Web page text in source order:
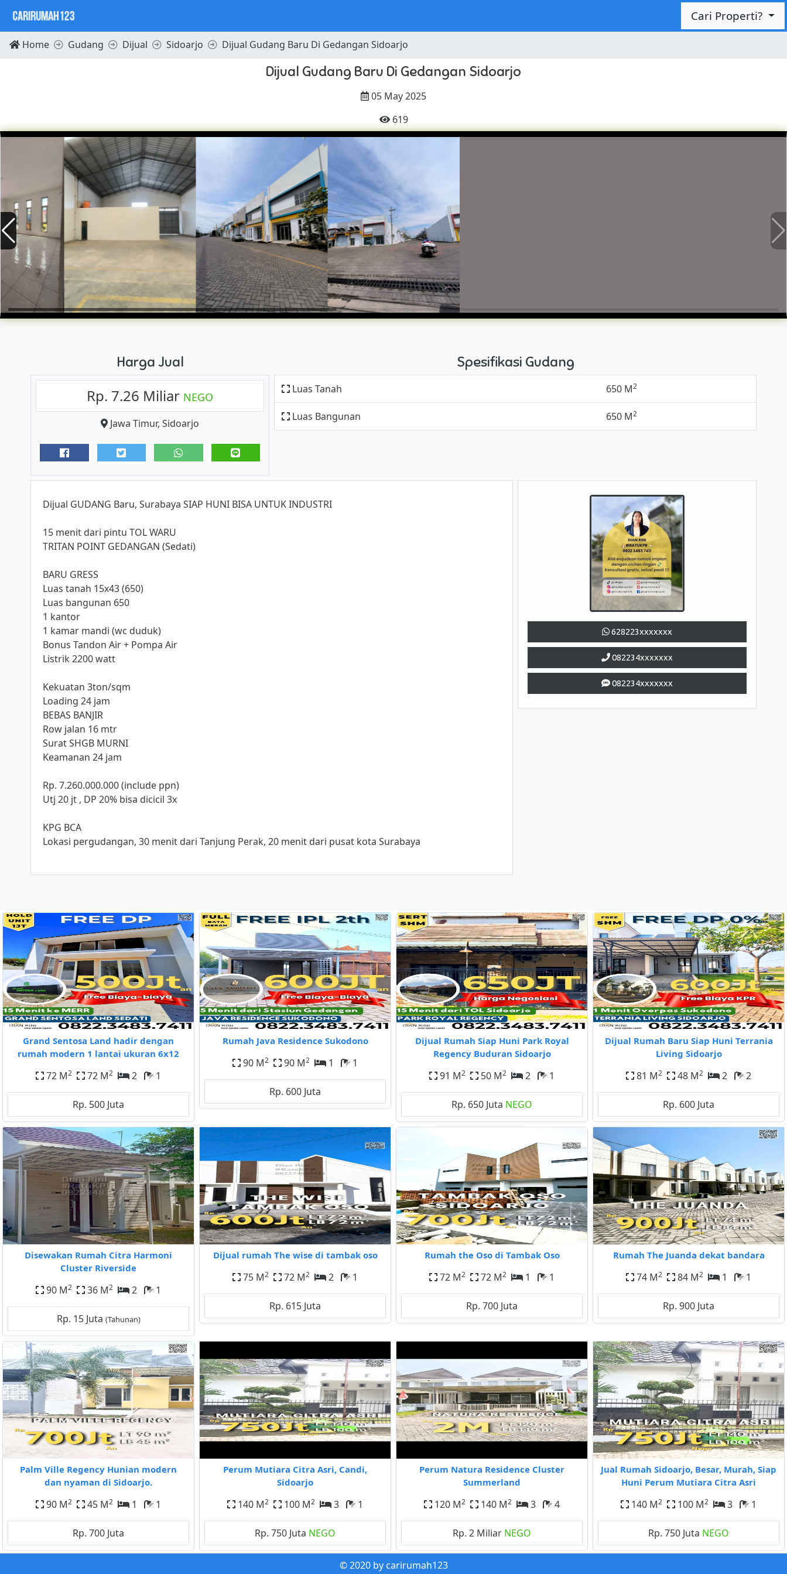
Cari Properti?
Home Gudang Dijual Sidoarjo Dijual Gudang Baru Di Gedangan Sidoarjo
Dijual Gudang Baru Di Gedangan Sidoarjo
05 May 2025
619
Harga Jual
Rp. 7.26 Miliar NEGO
Jawa Timur, Sidoarjo
Spesifikasi Gudang
Luas Tanah 650 M2
Luas Bangunan 650 M2
Dijual GUDANG Baru, Surabaya SIAP HUNI BISA UNTUK INDUSTRI
15 menit dari pintu TOL WARU
TRITAN POINT GEDANGAN (Sedati)
BARU GRESS
Luas tanah 15x43 (650)
Luas bangunan 650
1 kantor
1 kamar mandi (wc duduk)
Bonus Tandon Air + Pompa Air
Listrik 2200 watt
Kekuatan 3ton/sqm
Loading 24 jam
BEBAS BANJIR
Row jalan 16 mtr
Surat SHGB MURNI
Keamanan 24 jam
Rp. 7.260.000.000 (include ppn)
Utj 20 jt , DP 20% bisa dicicil 3x
KPG BCA
Lokasi pergudangan, 30 menit dari Tanjung Perak, 20 menit dari pusat kota Surabaya
628223xxxxxxx
082234xxxxxxx
082234xxxxxxx
Grand Sentosa Land hadir dengan
rumah modern 1 lantai ukuran 6x12
72 M2 72 M2 2 1
Rp. 500 Juta
Rumah Java Residence Sukodono
90 M2 90 M2 1 1
Rp. 600 Juta
Dijual Rumah Siap Huni Park Royal
Regency Buduran Sidoarjo
91 M2 50 M2 2 1
Rp. 650 Juta NEGO
Dijual Rumah Baru Siap Huni Terrania
Living Sidoarjo
81 M2 48 M2 2 2
Rp. 600 Juta
Disewakan Rumah Citra Harmoni
Cluster Riverside
90 M2 36 M2 2 1
Rp. 15 Juta (Tahunan)
Dijual rumah The wise di tambak oso
75 M2 72 M2 2 1
Rp. 615 Juta
Rumah the Oso di Tambak Oso
72 M2 72 M2 1 1
Rp. 700 Juta
Rumah The Juanda dekat bandara
74 M2 84 M2 1 1
Rp. 900 Juta
Palm Ville Regency Hunian modern
dan nyaman di Sidoarjo.
90 M2 45 M2 1 1
Rp. 700 Juta
Perum Mutiara Citra Asri, Candi,
Sidoarjo
140 M2 100 M2 3 1
Rp. 750 Juta NEGO
Perum Natura Residence Cluster
Summerland
120 M2 140 M2 3 4
Rp. 2 Miliar NEGO
Jual Rumah Sidoarjo, Besar, Murah, Siap
Huni Perum Mutiara Citra Asri
140 M2 100 M2 3 1
Rp. 750 Juta NEGO
© 2020 by carirumah123